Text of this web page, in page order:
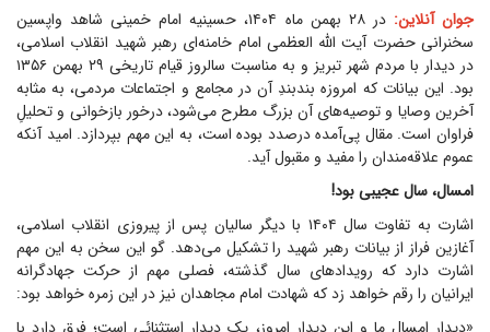
جوان آنلاین:
در ۲۸ بهمن ماه ۱۴۰۴، حسینیه امام خمینی شاهد واپسین
سخنرانی حضرت آیت الله العظمی امام خامنه‌ای رهبر شهید انقلاب اسلامی،
در دیدار با مردم شهر تبریز و به مناسبت سالروز قیام تاریخی ۲۹ بهمن ۱۳۵۶
بود. این بیانات که امروزه بندبندِ آن در مجامع و اجتماعات مردمی، به مثابه
آخرین وصایا و توصیه‌های آن بزرگ مطرح می‌شود، درخور بازخوانی و تحلیلِ
فراوان است. مقال پی‌آمده درصدد بوده است، به این مهم بپردازد. امید آنکه
عموم علاقه‌مندان را مفید و مقبول آید.
امسال، سال عجیبی بود!
اشارت به تفاوت سال ۱۴۰۴ با دیگر سالیان پس از پیروزی انقلاب اسلامی،
آغازین فراز از بیانات رهبر شهید را تشکیل می‌دهد. گو این سخن به این مهم
اشارت دارد که رویداد‌های سال گذشته، فصلی مهم از حرکت جهادگرانه
ایرانیان را رقم خواهد زد که شهادت امام مجاهدان نیز در این زمره خواهد بود: